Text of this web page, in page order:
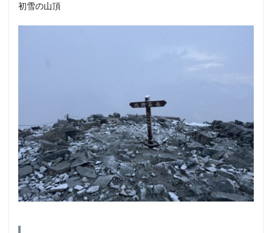
初雪の山頂